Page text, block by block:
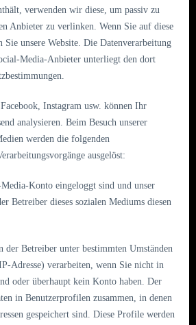
verwenden wir diese, um passiv zu
Anbieter zu verlinken. Wenn Sie auf diese
unsere Website. Die Datenverarbeitung
Media-Anbieter unterliegt den dort
Instagram usw. können Ihr
analysieren. Beim Besuch unserer
werden die folgenden
ausgelöst:
Konto eingeloggt sind und unser
Betreiber dieses sozialen Mediums diesen
der Betreiber unter bestimmten Umständen
Adresse) verarbeiten, wenn Sie nicht in
oder überhaupt kein Konto haben. Der
in Benutzerprofilen zusammen, in denen
gespeichert sind. Diese Profile werden